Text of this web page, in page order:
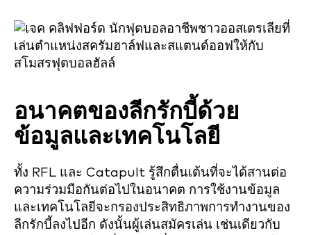
อนาคตของลีกรักบี้ด้วย
ข้อมูลและเทคโนโลยี
ทั้ง RFL และ Catapult รู้สึกตื่นเต้นที่จะได้สานต่อ
ความร่วมมือกันต่อไปในอนาคต การใช้งานข้อมูล
และเทคโนโลยีจะกรองประสิทธิภาพการทำงานของ
ลีกรักบี้ลงไปอีก ดังนั้นผู้เล่นสมัครเล่น เช่นเดียวกับ